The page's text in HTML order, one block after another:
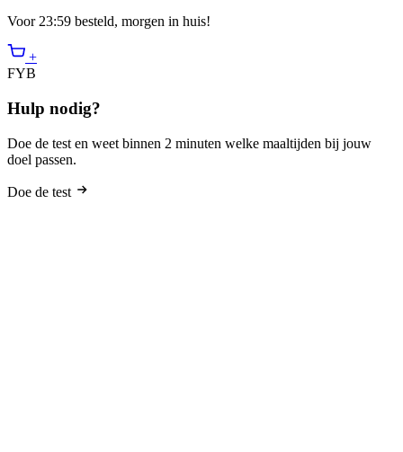
Voor 23:59 besteld, morgen in huis!
+
FYB
Hulp nodig?
Doe de test en weet binnen 2 minuten welke maaltijden bij jouw
doel passen.
Doe de test